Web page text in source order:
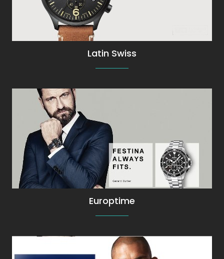
Latin Swiss
Festina Relojes en la Tienda Online de
Europtime
Europtime